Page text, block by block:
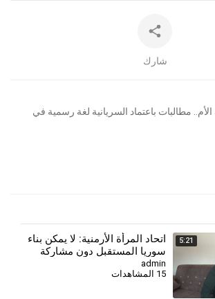
شارك
مطالبات باعتماد السريانية لغة رسمية في
5:21
⁣اتحاد المرأة الأرمنية: لا يمكن بناء
سوريا المستقبل دون مشاركة
جميع النساء
admin
15 المشاهدات